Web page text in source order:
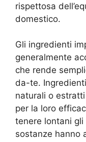
rispettosa
domestico.
Gli ingredienti
generalmente
che rende
da-te.
naturali o
per la loro
tenere lontani
sostanze hanno